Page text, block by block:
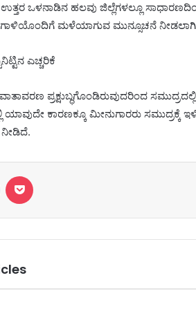
ಒಳನಾಡಿನ ಹಲವು ಜಿಲ್ಲೆಗಳಲ್ಲೂ
ಮಳೆಯಾಗುವ ಮುನ್ಸೂಚನೆ
ಎಚ್ಚರಿಕೆ
ಪ್ರಕ್ಷುಬ್ಧಗೊಂಡಿರುವುದರಿಂದ
ಕಾರಣಕ್ಕೂ ಮೀನುಗಾರರು
ನೀಡಿದೆ.
Facebook